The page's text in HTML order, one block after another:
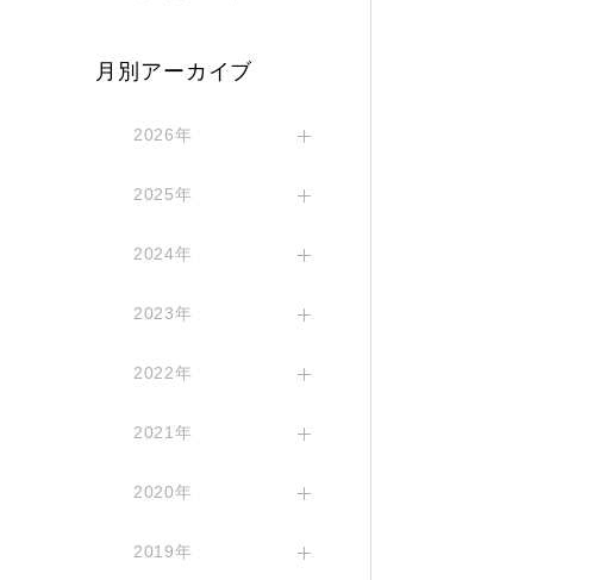
月別アーカイブ
2026年
2025年
2024年
2023年
2022年
2021年
2020年
2019年